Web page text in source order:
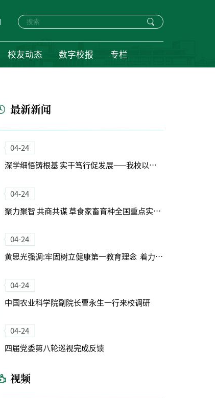
校友动态 数字校报 专栏
最新新闻
04-24
深学细悟铸根基 实干笃行促发展——我校以正确政绩观引领“十五五”开局新征程
04-24
聚力聚智 共商共谋 草食家畜育种全国重点实验室（筹）学术委员会会议召开
04-24
黄思光强调:牢固树立健康第一教育理念 着力培养德智体美劳全面发展的卓越农林人才
04-24
中国农业科学院副院长曹永生一行来校调研
04-24
四届党委第八轮巡视完成反馈
视频